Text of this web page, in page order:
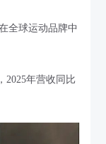
全球运动品牌中
2025年营收同比